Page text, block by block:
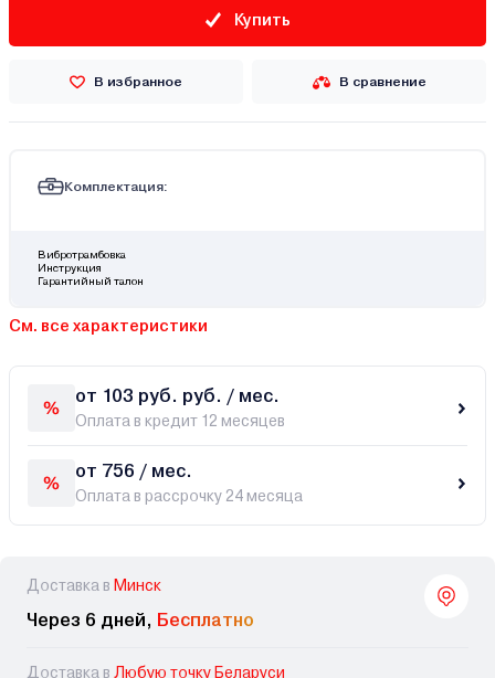
Купить
В избранное В сравнение
Комплектация:
Вибротрамбовка
Инструкция
Гарантийный талон
См. все характеристики
от 103 руб. руб. / мес.
Оплата в кредит 12 месяцев
от 756 / мес.
Оплата в рассрочку 24 месяца
Доставка в Минск
Через 6 дней, Бесплатно
Доставка в Любую точку Беларуси